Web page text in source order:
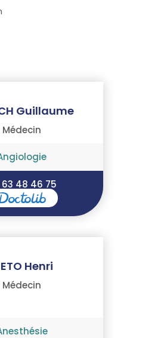
Guillaume
Médecin
48 46 75
Henri
Médecin